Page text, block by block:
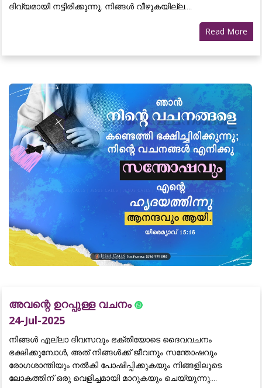
ദിവ്യമായി നട്ടിരിക്കുന്നു. നിങ്ങൾ വീഴുകയില്ല....
Read More
അവന്റെ ഉറപ്പുള്ള വചനം
24-Jul-2025
നിങ്ങൾ എല്ലാ ദിവസവും ഭക്തിയോടെ ദൈവവചനം
ഭക്ഷിക്കുമ്പോൾ, അത് നിങ്ങൾക്ക് ജീവനും സന്തോഷവും
രോഗശാന്തിയും നൽകി പോഷിപ്പിക്കുകയും നിങ്ങളിലൂടെ
ലോകത്തിന് ഒരു വെളിച്ചമായി മാറുകയും ചെയ്യുന്നു....